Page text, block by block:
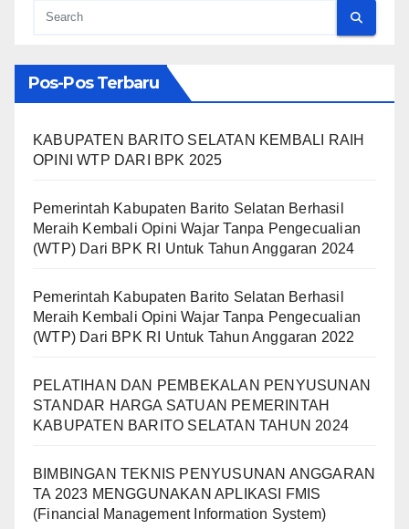
Pos-Pos Terbaru
KABUPATEN BARITO SELATAN KEMBALI RAIH
OPINI WTP DARI BPK 2025
Pemerintah Kabupaten Barito Selatan Berhasil
Meraih Kembali Opini Wajar Tanpa Pengecualian
(WTP) Dari BPK RI Untuk Tahun Anggaran 2024
Pemerintah Kabupaten Barito Selatan Berhasil
Meraih Kembali Opini Wajar Tanpa Pengecualian
(WTP) Dari BPK RI Untuk Tahun Anggaran 2022
PELATIHAN DAN PEMBEKALAN PENYUSUNAN
STANDAR HARGA SATUAN PEMERINTAH
KABUPATEN BARITO SELATAN TAHUN 2024
BIMBINGAN TEKNIS PENYUSUNAN ANGGARAN
TA 2023 MENGGUNAKAN APLIKASI FMIS
(Financial Management Information System)